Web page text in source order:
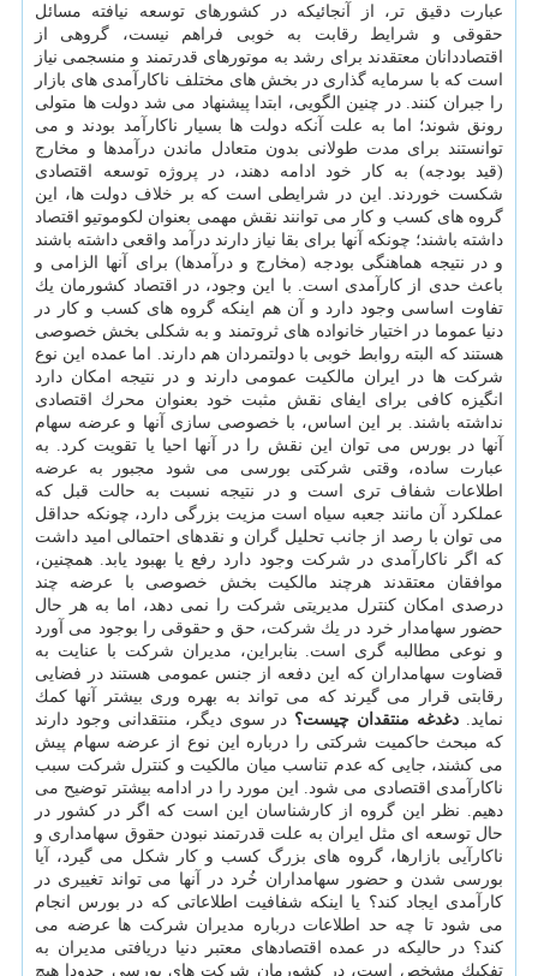
عبارت دقیق تر، از آنجائیكه در كشورهای توسعه نیافته مسائل
حقوقی و شرایط رقابت به خوبی فراهم نیست، گروهی از
اقتصاددانان معتقدند برای رشد به موتورهای قدرتمند و منسجمی نیاز
است كه با سرمایه گذاری در بخش های مختلف ناكارآمدی های بازار
را جبران كنند. در چنین الگویی، ابتدا پیشنهاد می شد دولت ها متولی
رونق شوند؛ اما به علت آنكه دولت ها بسیار ناكارآمد بودند و می
توانستند برای مدت طولانی بدون متعادل ماندن درآمدها و مخارج
(قید بودجه) به كار خود ادامه دهند، در پروژه توسعه اقتصادی
شكست خوردند. این در شرایطی است كه بر خلاف دولت ها، این
گروه های كسب و كار می توانند نقش مهمی بعنوان لكوموتیو اقتصاد
داشته باشند؛ چونكه آنها برای بقا نیاز دارند درآمد واقعی داشته باشند
و در نتیجه هماهنگی بودجه (مخارج و درآمدها) برای آنها الزامی و
باعث حدی از كارآمدی است. با این وجود، در اقتصاد كشورمان یك
تفاوت اساسی وجود دارد و آن هم اینكه گروه های كسب و كار در
دنیا عموما در اختیار خانواده های ثروتمند و به شكلی بخش خصوصی
هستند كه البته روابط خوبی با دولتمردان هم دارند. اما عمده این نوع
شركت ها در ایران مالكیت عمومی دارند و در نتیجه امكان دارد
انگیزه كافی برای ایفای نقش مثبت خود بعنوان محرك اقتصادی
نداشته باشند. بر این اساس، با خصوصی سازی آنها و عرضه سهام
آنها در بورس می توان این نقش را در آنها احیا یا تقویت كرد. به
عبارت ساده، وقتی شركتی بورسی می شود مجبور به عرضه
اطلاعات شفاف تری است و در نتیجه نسبت به حالت قبل كه
عملكرد آن مانند جعبه سیاه است مزیت بزرگی دارد، چونكه حداقل
می توان با رصد از جانب تحلیل گران و نقدهای احتمالی امید داشت
كه اگر ناكارآمدی در شركت وجود دارد رفع یا بهبود یابد. همچنین،
موافقان معتقدند هرچند مالكیت بخش خصوصی با عرضه چند
درصدی امكان كنترل مدیریتی شركت را نمی دهد، اما به هر حال
حضور سهامدار خرد در یك شركت، حق و حقوقی را بوجود می آورد
و نوعی مطالبه گری است. بنابراین، مدیران شركت با عنایت به
قضاوت سهامداران كه این دفعه از جنس عمومی هستند در فضایی
رقابتی قرار می گیرند كه می تواند به بهره وری بیشتر آنها كمك
نماید. دغدغه منتقدان چیست؟ در سوی دیگر، منتقدانی وجود دارند
كه مبحث حاكمیت شركتی را درباره این نوع از عرضه سهام پیش
می كشند، جایی كه عدم تناسب میان مالكیت و كنترل شركت سبب
ناكارآمدی اقتصادی می شود. این مورد را در ادامه بیشتر توضیح می
دهیم. نظر این گروه از كارشناسان این است كه اگر در كشور در
حال توسعه ای مثل ایران به علت قدرتمند نبودن حقوق سهامداری و
ناكارآیی بازارها، گروه های بزرگ كسب و كار شكل می گیرد، آیا
بورسی شدن و حضور سهامداران خُرد در آنها می تواند تغییری در
كارآمدی ایجاد كند؟ یا اینكه شفافیت اطلاعاتی كه در بورس انجام
می شود تا چه حد اطلاعات درباره مدیران شركت ها عرضه می
كند؟ در حالیكه در عمده اقتصادهای معتبر دنیا دریافتی مدیران به
تفكیك مشخص است، در كشورمان شركت های بورسی حدودا هیچ